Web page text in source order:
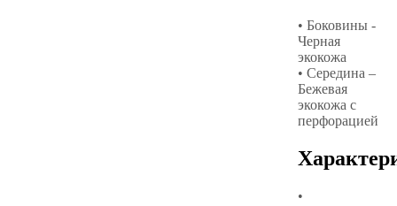
• Боковины -
Черная
экокожа
• Середина –
Бежевая
экокожа с
перфорацией
•